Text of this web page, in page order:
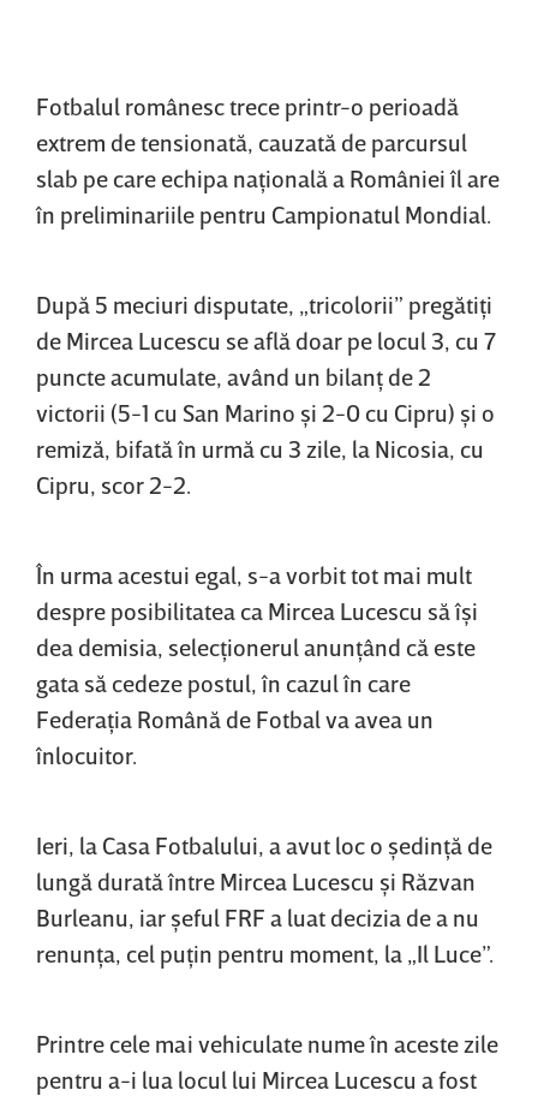
Fotbalul românesc trece printr-o perioadă
extrem de tensionată, cauzată de parcursul
slab pe care echipa naţională a României îl are
în preliminariile pentru Campionatul Mondial.
După 5 meciuri disputate, „tricolorii” pregătiţi
de Mircea Lucescu se află doar pe locul 3, cu 7
puncte acumulate, având un bilanţ de 2
victorii (5-1 cu San Marino şi 2-0 cu Cipru) şi o
remiză, bifată în urmă cu 3 zile, la Nicosia, cu
Cipru, scor 2-2.
În urma acestui egal, s-a vorbit tot mai mult
despre posibilitatea ca Mircea Lucescu să îşi
dea demisia, selecţionerul anunţând că este
gata să cedeze postul, în cazul în care
Federaţia Română de Fotbal va avea un
înlocuitor.
Ieri, la Casa Fotbalului, a avut loc o şedinţă de
lungă durată între Mircea Lucescu şi Răzvan
Burleanu, iar şeful FRF a luat decizia de a nu
renunţa, cel puţin pentru moment, la „Il Luce”.
Printre cele mai vehiculate nume în aceste zile
pentru a-i lua locul lui Mircea Lucescu a fost